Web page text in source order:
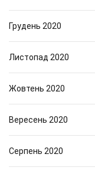
Грудень 2020
Листопад 2020
Жовтень 2020
Вересень 2020
Серпень 2020